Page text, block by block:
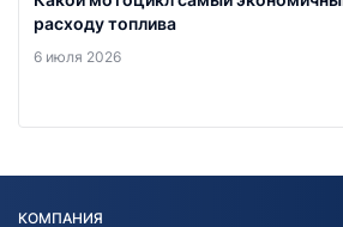
расходу топлива
6 июля 2026
КОМПАНИЯ